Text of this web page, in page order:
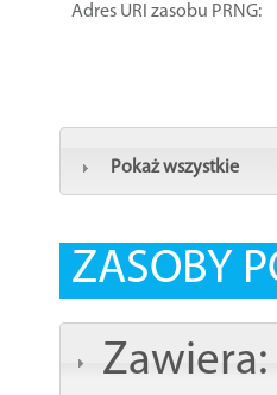
Adres URI zasobu PRNG:
Pokaż wszystkie
ZASOBY
Zawiera: